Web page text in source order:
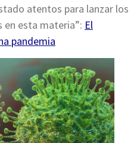
atentos para lanzar los
esta materia”: El
pandemia